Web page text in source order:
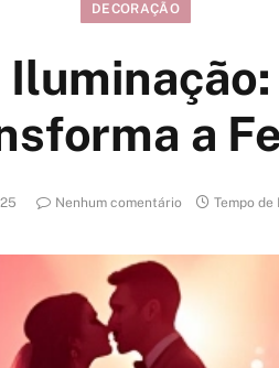
DECORAÇÃO
a
Nenhum comentário Tempo